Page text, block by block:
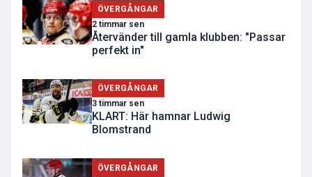
ÖVERGÅNGAR
2 timmar sen
Återvänder till gamla klubben: "Passar
perfekt in"
ÖVERGÅNGAR
3 timmar sen
KLART: Här hamnar Ludwig
Blomstrand
ÖVERGÅNGAR